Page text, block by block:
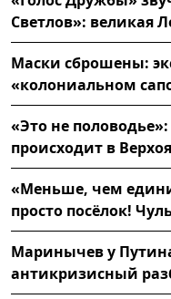
Светлов»: великая
Маски сброшены:
«колониальном
«Это не
происходит в
«Меньше, чем
просто посёлок!
Маринычев у
антикризисный